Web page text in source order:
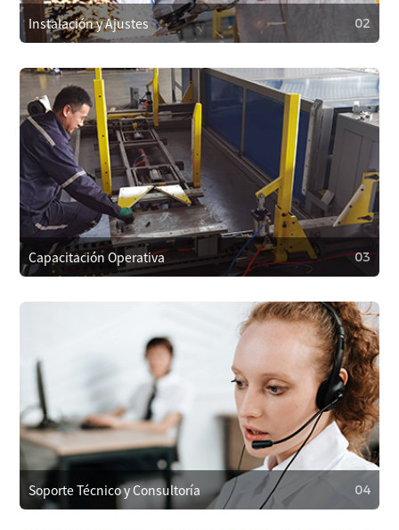
problemas rápidamente.
Instalación y Ajustes 02
02
Instalación y Ajustes
Nuestro equipo técnico instalará y ajustará el equipo en el
sitio para garantizar una configuración adecuada y un
funcionamiento sin problemas.
Capacitación Operativa
03
03
Capacitación Operativa
Proporcionamos capacitación a los operadores para
garantizar el uso correcto, reducir fallos y también
capacitación en mantenimiento y reparaciones menores
para prolongar la vida útil del equipo.
Soporte Técnico y Consultoría 04